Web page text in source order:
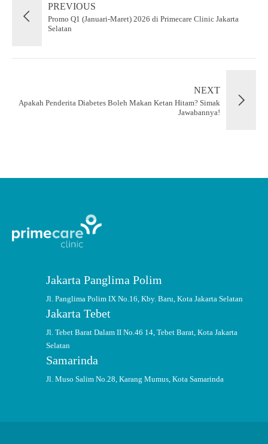
PREVIOUS
Promo Q1 (Januari-Maret) 2026 di Primecare Clinic Jakarta
Selatan
NEXT
Apakah Penderita Diabetes Boleh Makan Ketan Hitam? Simak
Jawabannya!
Jakarta Panglima Polim
Jl. Panglima Polim IX No.16, Kby. Baru, Kota Jakarta Selatan
Jakarta Tebet
Jl. Tebet Barat Dalam II No.46 14, Tebet Barat, Kota Jakarta
Selatan
Samarinda
Jl. Muso Salim No.28, Karang Mumus, Kota Samarinda